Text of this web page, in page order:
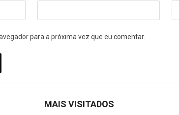
para a próxima vez que eu comentar.
MAIS VISITADOS